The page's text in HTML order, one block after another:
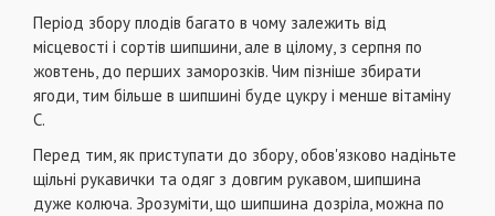
Період збору плодів багато в чому залежить від
місцевості і сортів шипшини, але в цілому, з серпня по
жовтень, до перших заморозків. Чим пізніше збирати
ягоди, тим більше в шипшині буде цукру і менше вітаміну
С.
Перед тим, як приступати до збору, обов'язково надіньте
щільні рукавички та одяг з довгим рукавом, шипшина
дуже колюча. Зрозуміти, що шипшина дозріла, можна по